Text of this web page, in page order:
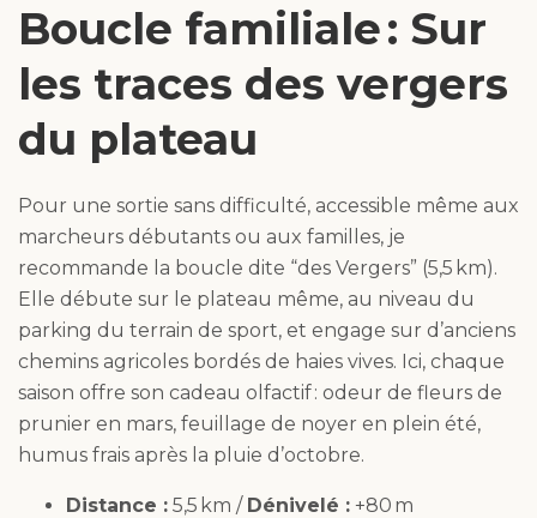
Boucle familiale : Sur
les traces des vergers
du plateau
Pour une sortie sans difficulté, accessible même aux
marcheurs débutants ou aux familles, je
recommande la boucle dite “des Vergers” (5,5 km).
Elle débute sur le plateau même, au niveau du
parking du terrain de sport, et engage sur d’anciens
chemins agricoles bordés de haies vives. Ici, chaque
saison offre son cadeau olfactif : odeur de fleurs de
prunier en mars, feuillage de noyer en plein été,
humus frais après la pluie d’octobre.
Distance : 5,5 km / Dénivelé : +80 m